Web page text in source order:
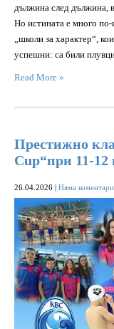
дължина след дължина,
Но истината е много по-
„школи за характер“,
успешни: са били
Read More »
Престижно
Cup“при 11-
26.04.2026 | Няма коментари